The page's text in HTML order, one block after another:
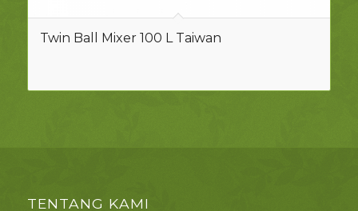
Twin Ball Mixer 100 L Taiwan
TENTANG KAMI